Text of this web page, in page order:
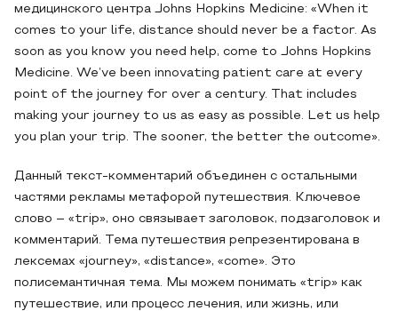
медицинского центра Johns Hopkins Medicine: «When it
comes to your life, distance should never be a factor. As
soon as you know you need help, come to Johns Hopkins
Medicine. We’ve been innovating patient care at every
point of the journey for over a century. That includes
making your journey to us as easy as possible. Let us help
you plan your trip. The sooner, the better the outcome».
Данный текст-комментарий объединен с остальными
частями рекламы метафорой путешествия. Ключевое
слово – «trip», оно связывает заголовок, подзаголовок и
комментарий. Тема путешествия репрезентирована в
лексемах «journey», «distance», «come». Это
полисемантичная тема. Мы можем понимать «trip» как
путешествие, или процесс лечения, или жизнь, или